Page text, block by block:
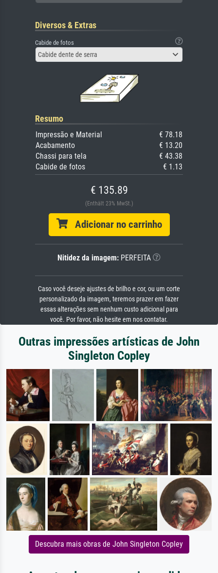
Diversos & Extras
Cabide de fotos
Cabide dente de serra
Resumo
Impressão e Material
€ 78.18
Acabamento
€ 13.20
Chassi para tela
€ 43.38
Cabide de fotos
€ 1.13
€ 135.89
(Enthält 23% MwSt.)
Adicionar no carrinho
Nitidez da imagem: PERFEITA
Caso você deseje ajustes de brilho e cor, ou um corte
personalizado da imagem, teremos prazer em fazer
essas alterações sem nenhum custo adicional para
você. Por favor, não hesite em nos contatar.
Outras impressões artísticas de John
Singleton Copley
Descubra mais obras de John Singleton Copley